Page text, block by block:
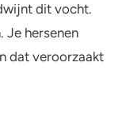
medicijnen
alcohol als
dit vocht.
Je hersenen
dat veroorzaakt